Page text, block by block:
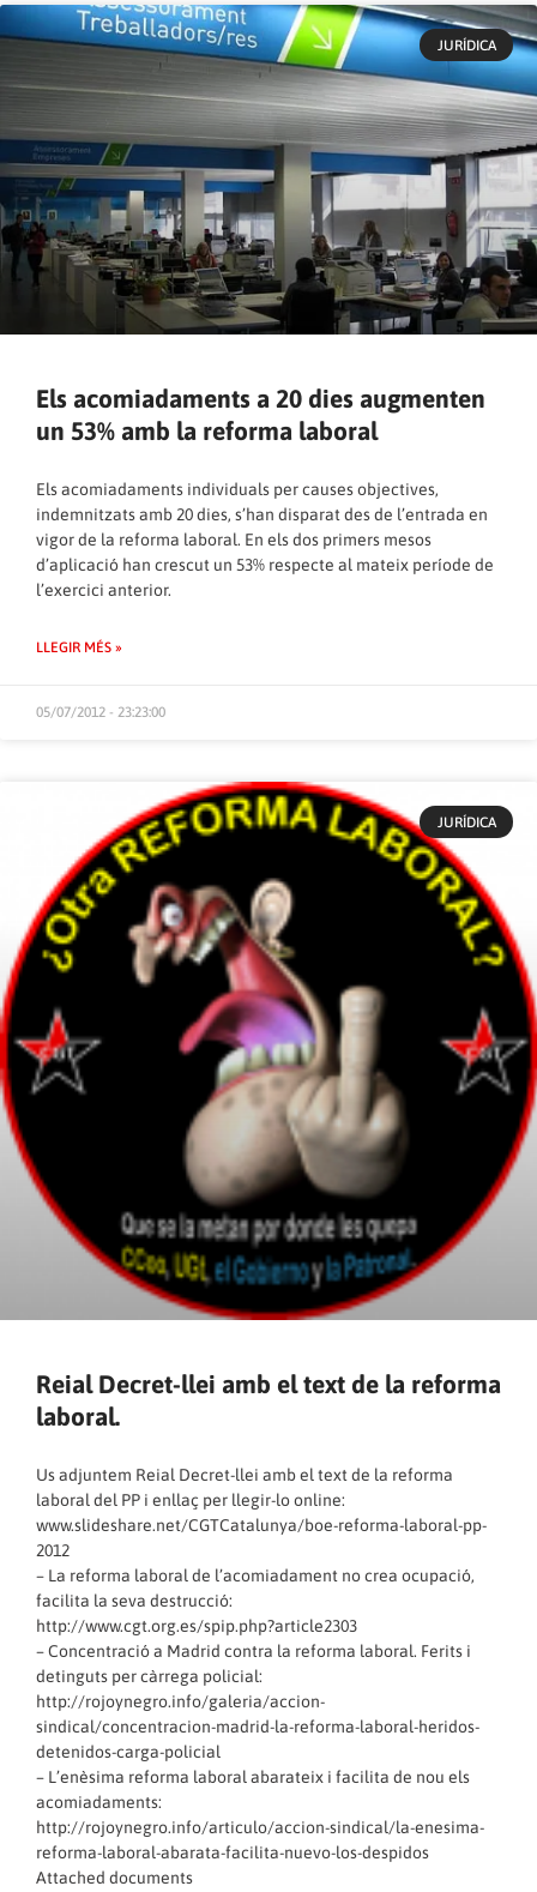
JURÍDICA
Els acomiadaments a 20 dies augmenten
un 53% amb la reforma laboral
Els acomiadaments individuals per causes objectives,
indemnitzats amb 20 dies, s’han disparat des de l’entrada en
vigor de la reforma laboral. En els dos primers mesos
d’aplicació han crescut un 53% respecte al mateix període de
l’exercici anterior.
LLEGIR MÉS »
05/07/2012 - 23:23:00
JURÍDICA
Reial Decret-llei amb el text de la reforma
laboral.
Us adjuntem Reial Decret-llei amb el text de la reforma
laboral del PP i enllaç per llegir-lo online:
www.slideshare.net/CGTCatalunya/boe-reforma-laboral-pp-
2012
– La reforma laboral de l’acomiadament no crea ocupació,
facilita la seva destrucció:
http://www.cgt.org.es/spip.php?article2303
– Concentració a Madrid contra la reforma laboral. Ferits i
detinguts per càrrega policial:
http://rojoynegro.info/galeria/accion-
sindical/concentracion-madrid-la-reforma-laboral-heridos-
detenidos-carga-policial
– L’enèsima reforma laboral abarateix i facilita de nou els
acomiadaments:
http://rojoynegro.info/articulo/accion-sindical/la-enesima-
reforma-laboral-abarata-facilita-nuevo-los-despidos
Attached documents